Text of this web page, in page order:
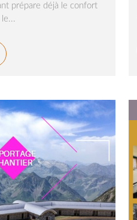
prépare déjà le confort